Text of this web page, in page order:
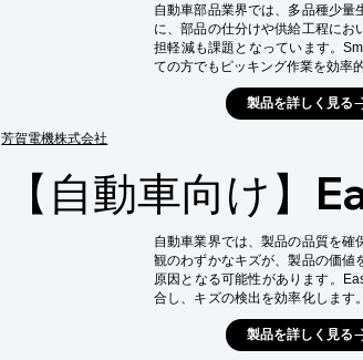
芳賀電機株式会社
自動車部品業界では、多品種少量
に、部品の仕分けや供給工程にお
担軽減も課題となっています。
ての方でもピッキング作業を効率
【活用シーン】
・自動車部品の仕分け
【導入の効果】
・作業時間の短縮
・品質の安定化
製品を詳しく見る
【自動車向け】
自動車業界では、製品の品質を確
観のわずかなキズが、製品の価値
原因となる可能性があります。
合し、キズの検出を効率化します
メラ接続のみで検査を開始できま
【活用シーン】
製品を詳しく見る